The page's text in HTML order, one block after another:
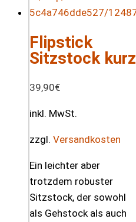
Flipstick
Sitzstock kurz
39,90€
inkl. MwSt.
zzgl. Versandkosten
Ein leichter aber
trotzdem robuster
Sitzstock, der sowohl
als Gehstock als auch